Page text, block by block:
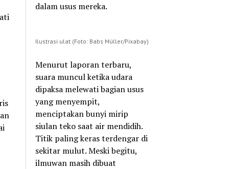
dalam usus mereka.
Ilustrasi ulat (Foto: Babs Müller/Pixabay)
Menurut laporan terbaru,
suara muncul ketika udara
dipaksa melewati bagian usus
yang menyempit,
menciptakan bunyi mirip
siulan teko saat air mendidih.
Titik paling keras terdengar di
sekitar mulut. Meski begitu,
ilmuwan masih dibuat